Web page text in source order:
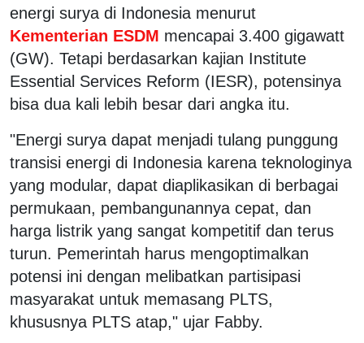
energi surya di Indonesia menurut
Kementerian ESDM mencapai 3.400 gigawatt
(GW). Tetapi berdasarkan kajian Institute
Essential Services Reform (IESR), potensinya
bisa dua kali lebih besar dari angka itu.
"Energi surya dapat menjadi tulang punggung
transisi energi di Indonesia karena teknologinya
yang modular, dapat diaplikasikan di berbagai
permukaan, pembangunannya cepat, dan
harga listrik yang sangat kompetitif dan terus
turun. Pemerintah harus mengoptimalkan
potensi ini dengan melibatkan partisipasi
masyarakat untuk memasang PLTS,
khususnya PLTS atap," ujar Fabby.